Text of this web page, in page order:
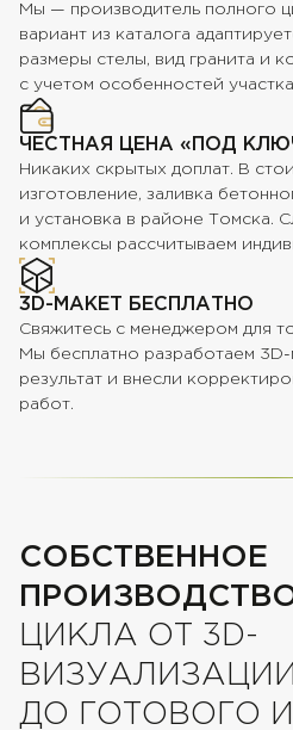
Мы — производитель полного
вариант из каталога
размеры стелы, вид гранита и
с учетом особенностей
ЧЕСТНАЯ ЦЕНА «ПОД
Никаких скрытых доплат. В
изготовление, заливка
и установка в районе Томска.
комплексы рассчитываем
3D-МАКЕТ БЕСПЛАТНО
Свяжитесь с менеджером для
Мы бесплатно разработаем
результат и внесли
работ.
СОБСТВЕННОЕ
ЦИКЛА ОТ 3D-
ВИЗУАЛИЗАЦИИ
ДО ГОТОВОГО